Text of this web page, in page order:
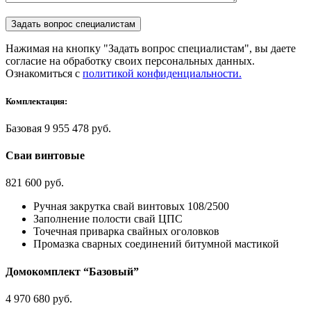
Нажимая на кнопку "Задать вопрос специалистам", вы даете
согласие на обработку своих персональных данных.
Ознакомиться с политикой конфиденциальности.
Комплектация:
Базовая 9 955 478 руб.
Сваи винтовые
821 600 руб.
Ручная закрутка свай винтовых 108/2500
Заполнение полости свай ЦПС
Точечная приварка свайных оголовков
Промазка сварных соединений битумной мастикой
Домокомплект “Базовый”
4 970 680 руб.